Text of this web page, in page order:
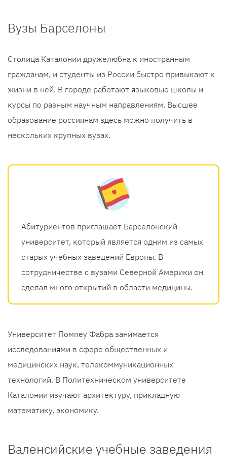
Вузы Барселоны
Столица Каталонии дружелюбна к иностранным
гражданам, и студенты из России быстро привыкают к
жизни в ней. В городе работают языковые школы и
курсы по разным научным направлениям. Высшее
образование россиянам здесь можно получить в
нескольких крупных вузах.
Абитуриентов приглашает Барселонский
университет, который является одним из самых
старых учебных заведений Европы. В
сотрудничестве с вузами Северной Америки он
сделал много открытий в области медицины.
Университет Помпеу Фабра занимается
исследованиями в сфере общественных и
медицинских наук, телекоммуникационных
технологий. В Политехническом университете
Каталонии изучают архитектуру, прикладную
математику, экономику.
Валенсийские учебные заведения